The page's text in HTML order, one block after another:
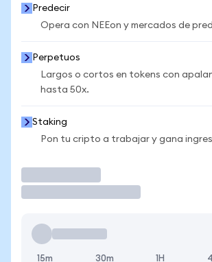
Predecir
Opera con NEEon y mercados de
Perpetuos
Largos o cortos en tokens con
hasta 50x.
Staking
Pon tu cripto a trabajar y gana
15m 30m 1H